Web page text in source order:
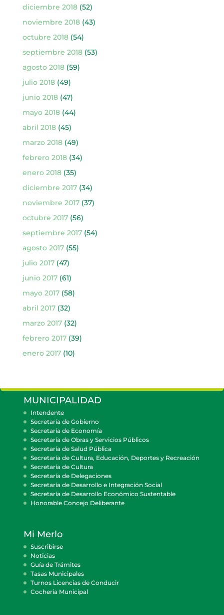
diciembre 2018(52)
noviembre 2018(43)
octubre 2018(54)
septiembre 2018(53)
agosto 2018(59)
julio 2018(49)
junio 2018(47)
mayo 2018(44)
abril 2018(45)
marzo 2018(49)
febrero 2018(34)
enero 2018(35)
diciembre 2017(34)
noviembre 2017(37)
octubre 2017(56)
septiembre 2017(54)
agosto 2017(55)
julio 2017(47)
junio 2017(61)
mayo 2017(58)
abril 2017(32)
marzo 2017(32)
febrero 2017(39)
enero 2017(10)
MUNICIPALIDAD
Intendente
Secretaría de Gobierno
Secretaría de Economía
Secretaría de Obras y Servicios Públicos
Secretaría de Salud Pública
Secretaría de Cultura, Educación, Deportes y Recreación
Secretaría de Cultura
Secretaría de Delegaciones
Secretaría de Desarrollo e Integración Social
Secretaría de Desarrollo Económico Sustentable
Honorable Concejo Deliberante
Mi Merlo
Suscribirse
Noticias
Guía de Trámites
Tasas Municipales
Turnos Licencias de Conducir
Cocheria Municipal